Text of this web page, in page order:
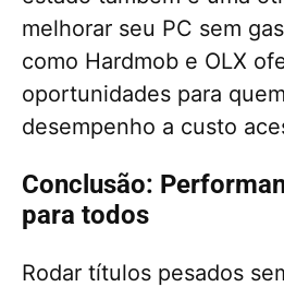
melhorar seu PC sem
como Hardmob e OLX
oportunidades para
desempenho a custo
Conclusão:
para todos
Rodar títulos pesados